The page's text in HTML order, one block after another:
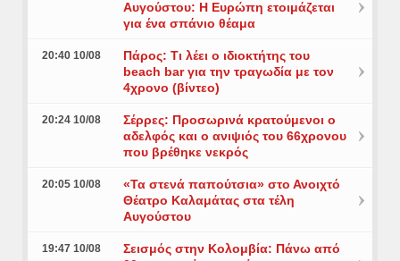
Αυγούστου: Η Ευρώπη ετοιμάζεται
για ένα σπάνιο θέαμα
20:40 10/08
Πάρος: Τι λέει ο ιδιοκτήτης του
beach bar για την τραγωδία με τον
4χρονο (βίντεο)
20:24 10/08
Σέρρες: Προσωρινά κρατούμενοι ο
αδελφός και ο ανιψιός του 66χρονου
που βρέθηκε νεκρός
20:05 10/08
«Τα στενά παπούτσια» στο Ανοιχτό
Θέατρο Καλαμάτας στα τέλη
Αυγούστου
19:47 10/08
Σεισμός στην Κολομβία: Πάνω από